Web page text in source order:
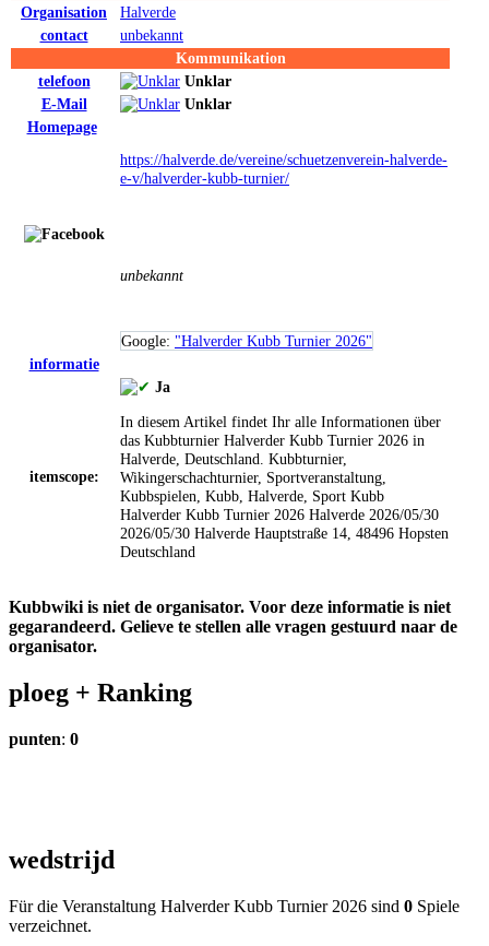
Organisation
Halverde
contact
unbekannt
Kommunikation
telefoon
Unklar
E-Mail
Unklar
Homepage
https://halverde.de/vereine/schuetzenverein-halverde-
e-v/halverder-kubb-turnier/
unbekannt
Google: "Halverder Kubb Turnier 2026"
informatie
itemscope:
Ja
In diesem Artikel findet Ihr alle Informationen über
das Kubbturnier Halverder Kubb Turnier 2026 in
Halverde, Deutschland. Kubbturnier,
Wikingerschachturnier, Sportveranstaltung,
Kubbspielen, Kubb, Halverde, Sport Kubb
Halverder Kubb Turnier 2026 Halverde 2026/05/30
2026/05/30 Halverde Hauptstraße 14, 48496 Hopsten
Deutschland
Kubbwiki is niet de organisator. Voor deze informatie is niet
gegarandeerd. Gelieve te stellen alle vragen gestuurd naar de
organisator.
ploeg + Ranking
punten: 0
wedstrijd
Für die Veranstaltung Halverder Kubb Turnier 2026 sind 0 Spiele
verzeichnet.